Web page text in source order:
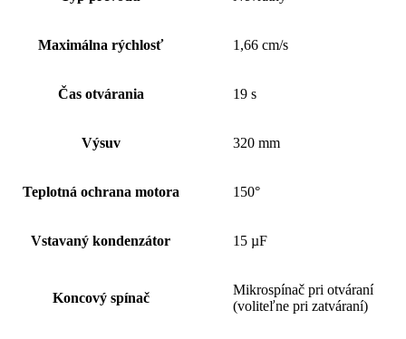
Maximálna rýchlosť 1,66 cm/s
Čas otvárania 19 s
Výsuv 320 mm
Teplotná ochrana motora 150°
Vstavaný kondenzátor 15 µF
Koncový spínač
Mikrospínač pri otváraní
(voliteľne pri zatváraní)